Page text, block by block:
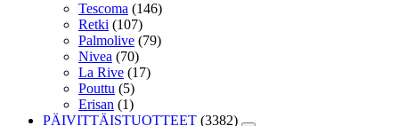
Tescoma (146)
Retki (107)
Palmolive (79)
Nivea (70)
La Rive (17)
Pouttu (5)
Erisan (1)
PÄIVITTÄISTUOTTEET (3382)